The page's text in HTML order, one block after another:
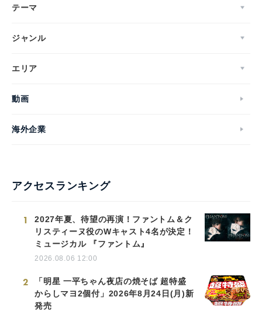
テーマ
ジャンル
エリア
動画
海外企業
アクセスランキング
1
2027年夏、待望の再演！ファントム＆ク
リスティーヌ役のWキャスト4名が決定！
ミュージカル 『ファントム』
2026.08.06 12:00
2
「明星 一平ちゃん夜店の焼そば 超特盛
からしマヨ2個付」2026年8月24日(月)新
発売